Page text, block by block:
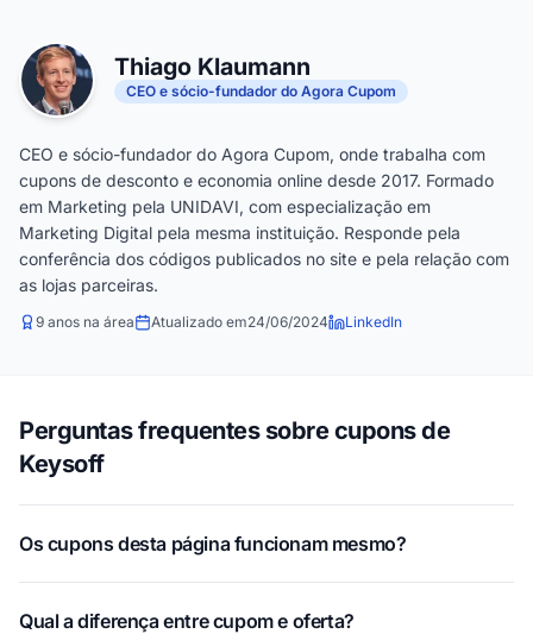
Thiago Klaumann
CEO e sócio-fundador do Agora Cupom
CEO e sócio-fundador do Agora Cupom, onde trabalha com
cupons de desconto e economia online desde 2017. Formado
em Marketing pela UNIDAVI, com especialização em
Marketing Digital pela mesma instituição. Responde pela
conferência dos códigos publicados no site e pela relação com
as lojas parceiras.
9 anos na área Atualizado em24/06/2024 LinkedIn
Perguntas frequentes sobre cupons de
Keysoff
Os cupons desta página funcionam mesmo?
Qual a diferença entre cupom e oferta?